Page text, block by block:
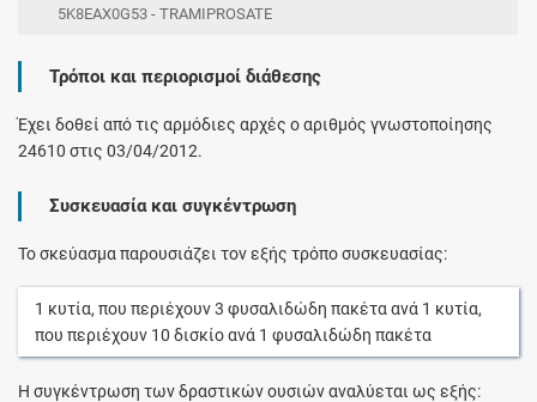
5K8EAX0G53 - TRAMIPROSATE
Τρόποι και περιορισμοί διάθεσης
Έχει δοθεί από τις αρμόδιες αρχές ο αριθμός γνωστοποίησης
24610 στις 03/04/2012.
Συσκευασία και συγκέντρωση
Το σκεύασμα παρουσιάζει τον εξής τρόπο συσκευασίας:
1 κυτία, που περιέχουν3 φυσαλιδώδη πακέταανά 1 κυτία,
που περιέχουν 10 δισκίοανά 1 φυσαλιδώδη πακέτα
Η συγκέντρωση των δραστικών ουσιών αναλύεται ως εξής: